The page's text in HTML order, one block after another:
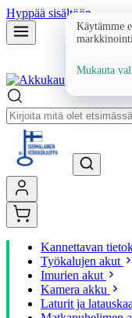
Hyppää sisältöön
Kannettavan
Työkalujen akut
Imurien akut
Kamera akku
Laturit ja
Käytämme
Mukauta